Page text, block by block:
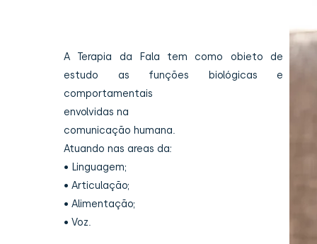
A Terapia da Fala tem como obieto de
estudo as funções biológicas e
comportamentais
envolvidas na
comunicação humana.
Atuando nas areas da:
• Linguagem;
• Articulação;
• Alimentação;
• Voz.